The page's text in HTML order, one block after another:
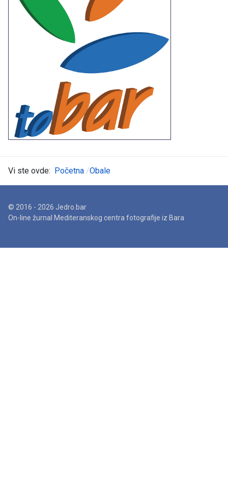
Vi ste ovde: Početna Obale
© 2016 - 2026 Jedro.bar
On-line žurnal Mediteranskog centra fotografije iz Bara